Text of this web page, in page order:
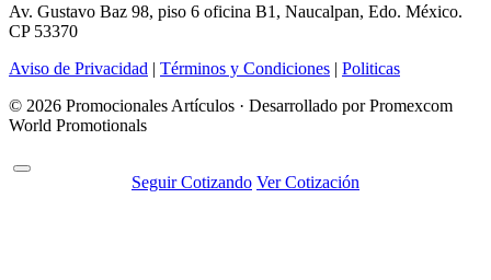
Av. Gustavo Baz 98, piso 6 oficina B1, Naucalpan, Edo. México.
CP 53370
Aviso de Privacidad | Términos y Condiciones | Politicas
© 2026 Promocionales Artículos · Desarrollado por Promexcom
World Promotionals
Seguir Cotizando Ver Cotización